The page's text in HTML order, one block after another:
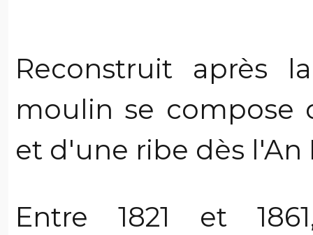
Reconstruit après
moulin se compose
et d'une ribe dès l'An
Entre 1821 et